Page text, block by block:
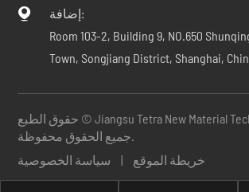

إضافة:
Room 103-2, Building 9, NO.650
Town, Songjiang District, Shanghai,
حقوق الطبع ©Jiangsu Tetra New Material
جميع الحقوق محفوظة.
خريطة الموقع
| سياسة الخصوصية